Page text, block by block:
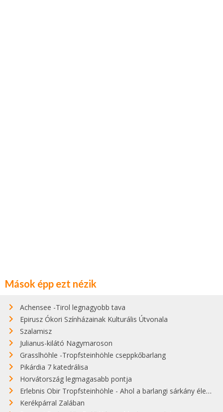
Mások épp ezt nézik
Achensee -Tirol legnagyobb tava
Epirusz Ókori Színházainak Kulturális Útvonala
Szalamisz
Julianus-kilátó Nagymaroson
Grasslhöhle -Tropfsteinhöhle cseppkőbarlang
Pikárdia 7 katedrálisa
Horvátország legmagasabb pontja
Erlebnis Obir Tropfsteinhöhle - Ahol a barlangi sárkány életre kell
Kerékpárral Zalában